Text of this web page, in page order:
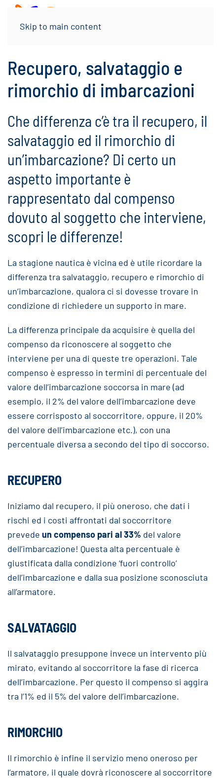
Skip to main content
Recupero, salvataggio e
rimorchio di imbarcazioni
Che differenza c’è tra il recupero, il
salvataggio ed il rimorchio di
un’imbarcazione? Di certo un
aspetto importante è
rappresentato dal compenso
dovuto al soggetto che interviene,
scopri le differenze!
La stagione nautica è vicina ed è utile ricordare la
differenza tra salvataggio, recupero e rimorchio di
un’imbarcazione, qualora ci si dovesse trovare in
condizione di richiedere un supporto in mare.
La differenza principale da acquisire è quella del
compenso da riconoscere al soggetto che
interviene per una di queste tre operazioni. Tale
compenso è espresso in termini di percentuale del
valore dell’imbarcazione soccorsa in mare (ad
esempio, il 2% del valore dell’imbarcazione deve
essere corrisposto al soccorritore, oppure, il 20%
del valore dell’imbarcazione etc.), con una
percentuale diversa a secondo del tipo di soccorso.
RECUPERO
Iniziamo dal recupero, il più oneroso, che dati i
rischi ed i costi affrontati dal soccorritore
prevede un compenso pari al 33% del valore
dell’imbarcazione! Questa alta percentuale è
giustificata dalla condizione ‘fuori controllo’
dell’imbarcazione e dalla sua posizione sconosciuta
all’armatore.
SALVATAGGIO
Il salvataggio presuppone invece un intervento più
mirato, evitando al soccorritore la fase di ricerca
dell’imbarcazione. Per questo il compenso si aggira
tra l’1% ed il 5% del valore dell’imbarcazione.
RIMORCHIO
Il rimorchio è infine il servizio meno oneroso per
l’armatore, il quale dovrà riconoscere al soccorritore